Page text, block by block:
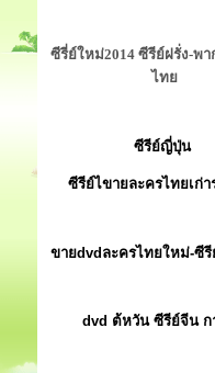
ซีรี่ย์ใหม่2014 ซีรีย์ฝรั่ง-พ
ไทย
ซีรีย์ญี่ปุ่น
ซีรีย์ไขายละครไทยเก่า
ขายdvdละครไทยใหม่-ซีรี
dvd ต้หวัน ซีรีย์จีน ก